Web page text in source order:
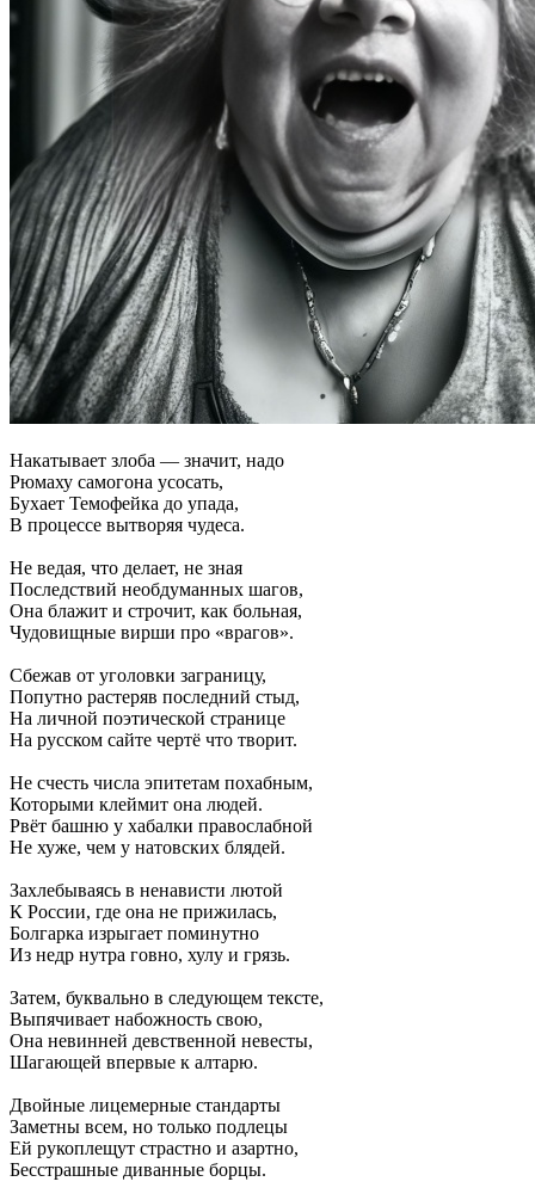
Накатывает злоба — значит, надо
Рюмаху самогона усосать,
Бухает Темофейка до упада,
В процессе вытворяя чудеса.
Не ведая, что делает, не зная
Последствий необдуманных шагов,
Она блажит и строчит, как больная,
Чудовищные вирши про «врагов».
Сбежав от уголовки заграницу,
Попутно растеряв последний стыд,
На личной поэтической странице
На русском сайте чертё что творит.
Не счесть числа эпитетам похабным,
Которыми клеймит она людей.
Рвёт башню у хабалки правослабной
Не хуже, чем у натовских блядей.
Захлебываясь в ненависти лютой
К России, где она не прижилась,
Болгарка изрыгает поминутно
Из недр нутра говно, хулу и грязь.
Затем, буквально в следующем тексте,
Выпячивает набожность свою,
Она невинней девственной невесты,
Шагающей впервые к алтарю.
Двойные лицемерные стандарты
Заметны всем, но только подлецы
Ей рукоплещут страстно и азартно,
Бесстрашные диванные борцы.